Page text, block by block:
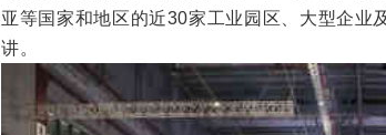
亚等国家和地区的近30家工业园区、大型企业
讲。